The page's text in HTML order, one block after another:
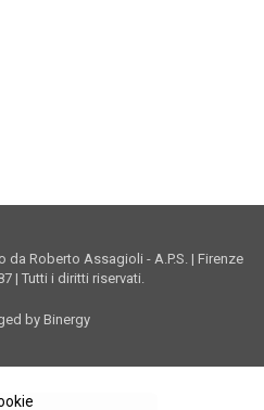
Roberto Assagioli - A.P.S. | Firenze
| Tutti i diritti riservati.
by Binergy